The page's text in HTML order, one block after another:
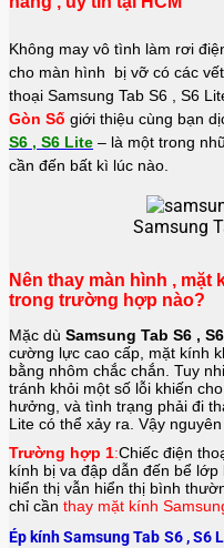
Không may vô tình làm rơi
cho màn hình bị vỡ có các
thoại Samsung Tab S6 , S6
Gòn Số giới thiệu cùng bạn
S6 , S6 Lite – là một trong
cần đến bất kì lúc nào.
Samsung
Nên thay màn hình , mặt
trong trường hợp nào?
Mặc dù Samsung Tab S6 ,
cường lực cao cấp, mặt kính
bằng nhôm chắc chắn. Tuy
tránh khỏi một số lỗi khiến
hưởng, và tình trạng phải đi
Lite có thể xảy ra. Vậy
Trường hợp 1:Chiếc điện
kính bị va đập dẫn đến bể
hiển thị vẫn hiển thị bình
chỉ cần thay mặt kính
Ép kính Samsung Tab S6 , S6